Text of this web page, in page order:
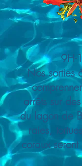
9H-
Nos sorties
arrêts sur
du lagon de
raies,
coraux